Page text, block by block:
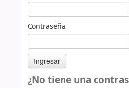
Contraseña
¿No tiene una